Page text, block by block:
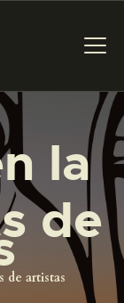
la
de
de artistas